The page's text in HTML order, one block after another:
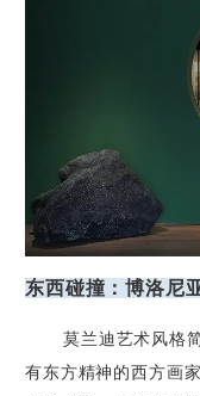
东西碰撞：博洛尼
莫兰迪艺术风格
有东方精神的西方画